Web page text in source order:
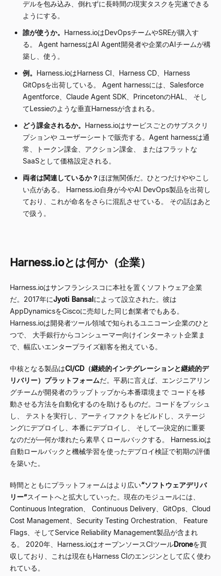
デルを包み込み、倒れずに長時間の現実タスクを完遂できる
ようにする。
誰が使うか。 Harness.ioはDevOpsチームやSREが購入す
る。 Agent harnessはAI Agent開発者や企業のAIチームが構
築し、使う。
例。 Harness.ioはHarness CI、Harness CD、Harness
GitOpsを出荷している。 Agent harnessには、Salesforce
Agentforce、Claude Agent SDK、PrincetonのHAL、 そし
てLessieのような垂直Harnessが含まれる。
どう課金されるか。 Harness.ioはサービスごとのサブスクリ
プションや ユーザーシートで販売する。Agent harnessは通
常、トークン課金、アクション課金、 またはフラットな
SaaSとして価格設定される。
両者は関連しているか？ほぼ無関係だ。ひとつだけややこし
い点がある。 Harness.io自身が今やAI DevOps製品を出荷し
ており、これが命名をさらに混乱させている。 その話はあと
で扱う。
Harness.ioとは何か（企業）
Harness.ioはサンフランシスコに本社を置くソフトウェア企業
だ。2017年にJyoti Bansalによって設立された。彼は
AppDynamicsをCiscoに売却した同じ創業者でもある。
Harness.ioは開発者ツール領域で知られるユニコーン企業のひと
つで、 大手銀行からコンシューマー向けインターネット企業ま
で、幅広いエンタープライズ顧客を抱えている。
中核となる製品はCI/CD（継続的インテグレーションと継続的デ
リバリー）プラットフォームだ。平易に言えば、エンジニアリン
グチームが開発者のラップトップから本番環境まで コードを移
動させる方法を自動化するのを助けるものだ。コードをプッシュ
し、 テストを実行し、アーティファクトをビルドし、ステージ
ングにデプロイし、本番にデプロイし、 そして—決定的に重要
なのだが—何か壊れたら素早くロールバックする。 Harness.ioは
自動ロールバックと機械学習を使ったデプロイ検証で初期の評価
を築いた。
時間とともにプラットフォームはより広い“ソフトウェアデリバ
リー”スイートへと拡大していった。現在のモジュールには、
Continuous Integration、 Continuous Delivery、GitOps、Cloud
Cost Management、Security Testing Orchestration、 Feature
Flags、そしてService Reliability Management製品が含まれ
る。 2020年、Harness.ioはオープンソースCIツールDroneを買
収しており、これは現在もHarness CIのエンジンとして広く使わ
れている。